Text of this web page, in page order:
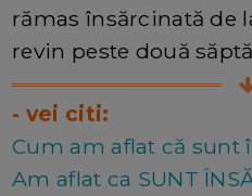
rămas însărcinată de
revin peste două
- vei citi:
Cum am aflat că sunt
Am aflat ca SUNT